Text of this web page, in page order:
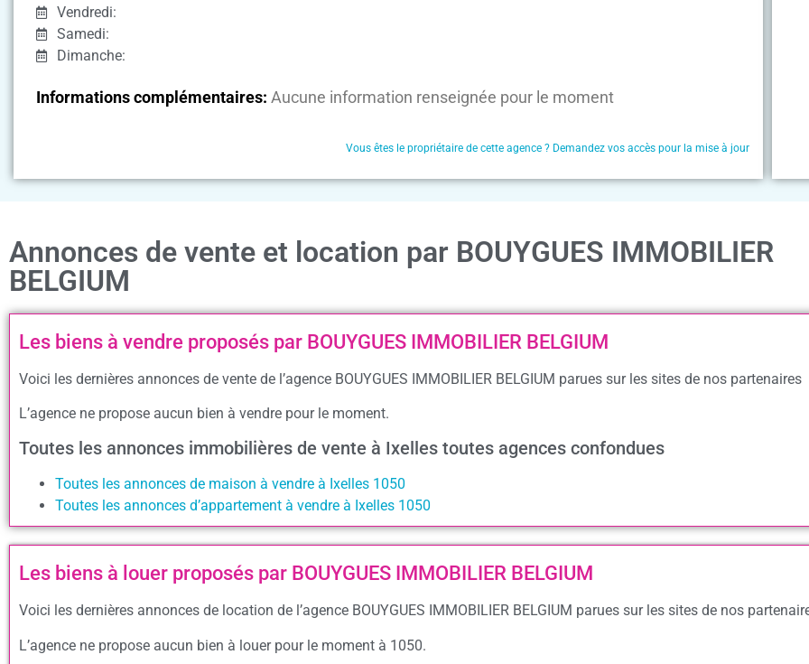
Vendredi:
Samedi:
Dimanche:
Informations complémentaires: Aucune information renseignée pour le moment
Vous êtes le propriétaire de cette agence ? Demandez vos accès pour la mise à jour
Annonces de vente et location par BOUYGUES IMMOBILIER
BELGIUM
Les biens à vendre proposés par BOUYGUES IMMOBILIER BELGIUM
Voici les dernières annonces de vente de l’agence BOUYGUES IMMOBILIER BELGIUM parues sur les sites de nos partenaires
L’agence ne propose aucun bien à vendre pour le moment.
Toutes les annonces immobilières de vente à Ixelles toutes agences confondues
Toutes les annonces de maison à vendre à Ixelles 1050
Toutes les annonces d’appartement à vendre à Ixelles 1050
Les biens à louer proposés par BOUYGUES IMMOBILIER BELGIUM
Voici les dernières annonces de location de l’agence BOUYGUES IMMOBILIER BELGIUM parues sur les sites de nos
L’agence ne propose aucun bien à louer pour le moment à 1050.